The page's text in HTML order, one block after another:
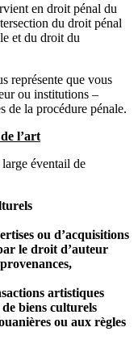
en droit pénal du
du droit pénal
et du droit du
représente que vous
ou institutions –
de la procédure pénale.
l’art
éventail de
ou d’acquisitions
le droit d’auteur
artistiques
biens culturels
ou aux règles